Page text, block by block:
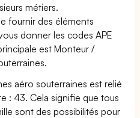
métiers.
fournir des éléments
donner les codes APE
est Monteur /
aéro souterraines est relié
: 43. Cela signifie que tous
sont des possibilités pour